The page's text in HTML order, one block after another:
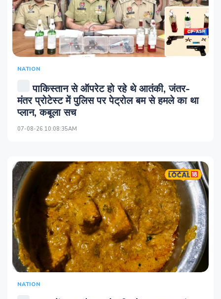
NATION
पाकिस्तान से ऑपरेट हो रहे थे आतंकी, जंतर-
मंतर प्रोटेस्ट में पुलिस पर पेट्रोल बम से हमले का था
प्लान, कबूला सच
07-08-26 10:08:35AM
NATION